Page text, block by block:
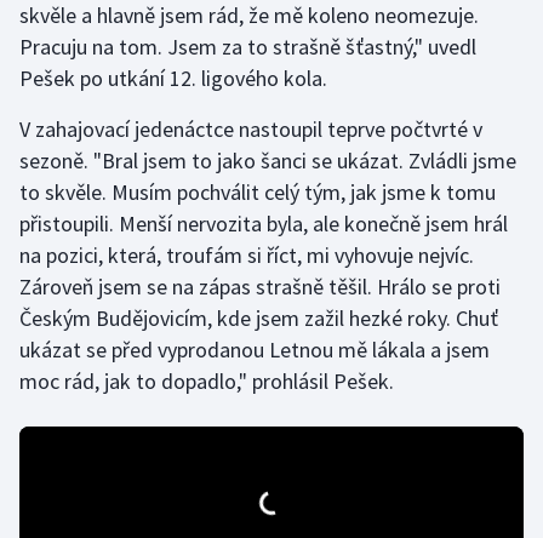
Házená
Jezdectví
Judo
Krasobruslení
Lezení
Lyže a snowboard
Moderní pětiboj
Motorsport
skvěle a hlavně jsem rád, že mě koleno neomezuje.
Pracuju na tom. Jsem za to strašně šťastný," uvedl
Pešek po utkání 12. ligového kola.
V zahajovací jedenáctce nastoupil teprve počtvrté v
sezoně. "Bral jsem to jako šanci se ukázat. Zvládli jsme
to skvěle. Musím pochválit celý tým, jak jsme k tomu
přistoupili. Menší nervozita byla, ale konečně jsem hrál
na pozici, která, troufám si říct, mi vyhovuje nejvíc.
Zároveň jsem se na zápas strašně těšil. Hrálo se proti
Českým Budějovicím, kde jsem zažil hezké roky. Chuť
ukázat se před vyprodanou Letnou mě lákala a jsem
moc rád, jak to dopadlo," prohlásil Pešek.